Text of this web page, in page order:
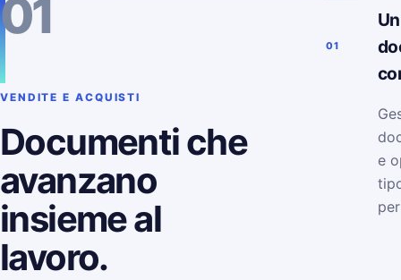
01
VENDITE E ACQUISTI
Documenti che
avanzano
insieme al
lavoro.
01
e